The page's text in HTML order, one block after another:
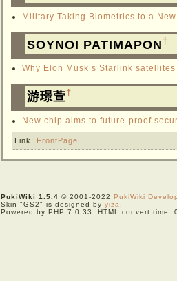
Military Taking Biometrics to a
SOYNOI PATIMAPON †
Why Elon Musk’s Starlink
游璟萱†
New chip aims to future-proof
Link: FrontPage
PukiWiki 1.5.4 © 2001-2022 PukiWiki
Skin "GS2" is designed byyiza
Powered by PHP 7.0.33. HTML convert time: